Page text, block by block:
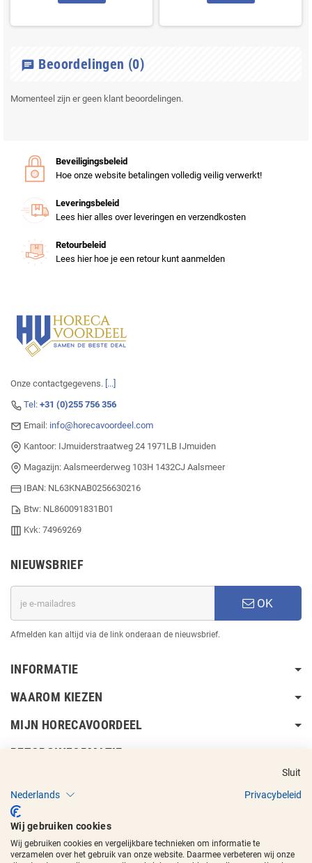
chat Beoordelingen (0)
Momenteel zijn er geen klant beoordelingen.
Beveiligingsbeleid
Hoe onze website betalingen volledig veilig verwerkt!
Leveringsbeleid
Lees hier alles over leveringen en verzendkosten
Retourbeleid
Lees hier hoe je een retour kunt aanmelden
Onze contactgegevens. [...]
Tel: +31 (0)255 756 356
Email: info@horecavoordeel.com
Kantoor: IJmuiderstraatweg 24 1971LB IJmuiden
Magazijn: Aalsmeerderweg 103H 1432CJ Aalsmeer
IBAN: NL63KNAB0256630216
Btw: NL860091831B01
Kvk: 74969269
NIEUWSBRIEF
OK
Afmelden kan altijd via de link onderaan de nieuwsbrief.
INFORMATIE
WAAROM KIEZEN
MIJN HORECAVOORDEEL
BEZORGINFORMATIE
Copyright © 2017 - 2026 Horecavoordeelen de beeldmerken zijn
geregistreerde handelsmerken.
Sluit
Nederlands
Privacybeleid
Wij gebruiken cookies
Wij gebruiken cookies en vergelijkbare technieken om informatie te
verzamelen over het gebruik van onze website. Daarmee verbeteren wij onze